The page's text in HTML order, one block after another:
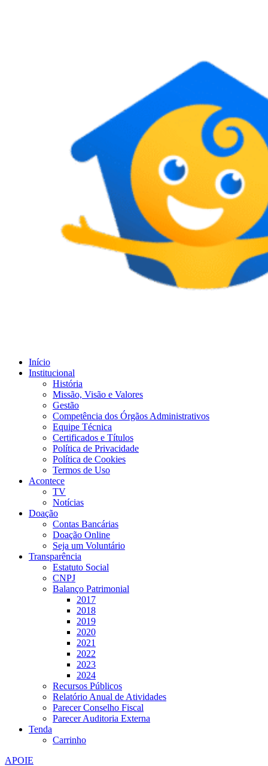
Início
Institucional
História
Missão, Visão e Valores
Gestão
Competência dos Órgãos Administrativos
Equipe Técnica
Certificados e Títulos
Política de Privacidade
Política de Cookies
Termos de Uso
Acontece
TV
Notícias
Doação
Contas Bancárias
Doação Online
Seja um Voluntário
Transparência
Estatuto Social
CNPJ
Balanço Patrimonial
2017
2018
2019
2020
2021
2022
2023
2024
Recursos Públicos
Relatório Anual de Atividades
Parecer Conselho Fiscal
Parecer Auditoria Externa
Tenda
Carrinho
APOIE